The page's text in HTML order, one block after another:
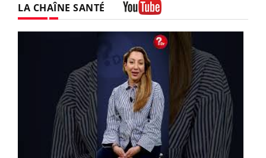
LA CHAÎNE SANTÉ